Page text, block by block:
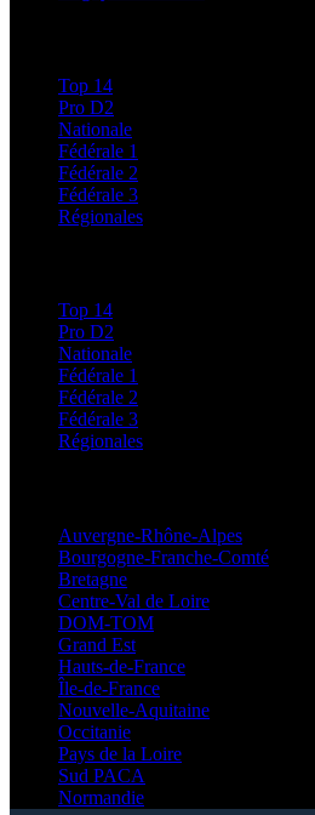
Top 14
Pro D2
Nationale
Fédérale 1
Fédérale 2
Fédérale 3
Régionales
Top 14
Pro D2
Nationale
Fédérale 1
Fédérale 2
Fédérale 3
Régionales
Auvergne-Rhône-Alpes
Bourgogne-Franche-Comté
Bretagne
Centre-Val de Loire
DOM-TOM
Grand Est
Hauts-de-France
Île-de-France
Nouvelle-Aquitaine
Occitanie
Pays de la Loire
Sud PACA
Normandie